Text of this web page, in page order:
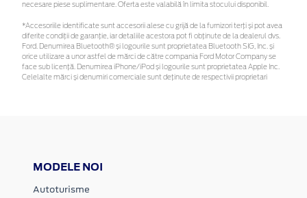
necesare piese suplimentare. Oferta este valabilă în limita stocului disponibil.
*Accesoriile identificate sunt accesorii alese cu grijă de la furnizori terți și pot avea
diferite condiții de garanție, iar detaliile acestora pot fi obținute de la dealerul dvs.
Ford. Denumirea Bluetooth® și logourile sunt proprietatea Bluetooth SIG, Inc. și
orice utilizare a unor astfel de mărci de către compania Ford Motor Company se
face sub licență. Denumirea iPhone/iPod și logourile sunt proprietatea Apple Inc.
Celelalte mărci și denumiri comerciale sunt deținute de respectivii proprietari
MODELE NOI
Autoturisme